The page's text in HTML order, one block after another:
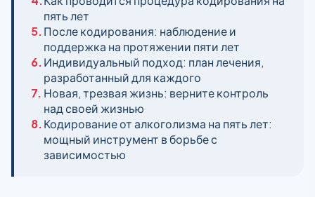
пять лет
5.После кодирования: наблюдение и
поддержка на протяжении пяти лет
6.Индивидуальный подход: план лечения,
разработанный для каждого
7. Новая, трезвая жизнь: верните контроль
над своей жизнью
8.Кодирование от алкоголизма на пять лет:
мощный инструмент в борьбе с
зависимостью